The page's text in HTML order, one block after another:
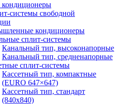
кондиционеры
системы свободной
кондиционеры
сплит-системы
Канальный тип, высоконапорные
Канальный тип, средненапорные
сплит-системы
Кассетный тип, компактные
(EURO 647×647)
Кассетный тип, стандарт
(840х840)